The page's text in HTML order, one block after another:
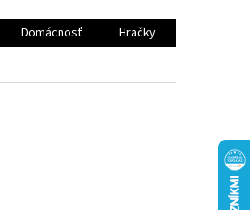
Domácnosť
Hračky